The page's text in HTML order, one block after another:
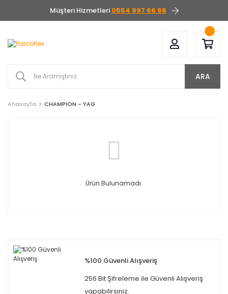
Müşteri Hizmetleri 0554 997 66 66
ARA
Anasayfa CHAMPION - YAG
Ürün Bulunamadı.
%100 Güvenli Alışveriş
256 Bit Şifreleme ile Güvenli Alışveriş
yapabilirsiniz.